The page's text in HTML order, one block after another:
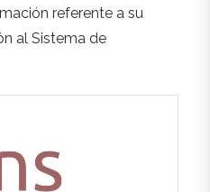
referente a su
al Sistema de